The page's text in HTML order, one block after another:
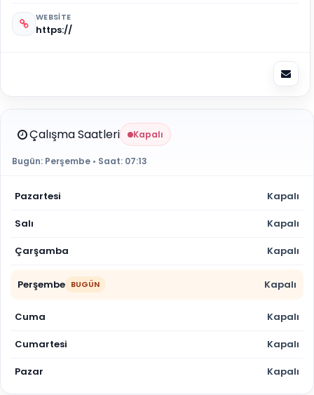
WEBSITE
https://
Çalışma Saatleri Kapalı
Bugün: Perşembe • Saat: 07:13
Pazartesi Kapalı
Salı Kapalı
Çarşamba Kapalı
Perşembe BUGÜN Kapalı
Cuma Kapalı
Cumartesi Kapalı
Pazar Kapalı